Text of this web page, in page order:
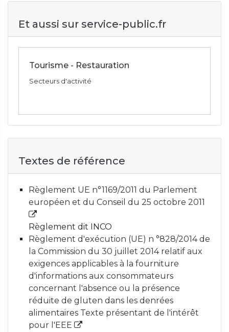
Et aussi sur service-public.fr
Tourisme - Restauration
Secteurs d'activité
Textes de référence
Règlement UE n°1169/2011 du Parlement
européen et du Conseil du 25 octobre 2011
Règlement dit INCO
Règlement d'exécution (UE) n °828/2014 de
la Commission du 30 juillet 2014 relatif aux
exigences applicables à la fourniture
d'informations aux consommateurs
concernant l'absence ou la présence
réduite de gluten dans les denrées
alimentaires Texte présentant de l'intérêt
pour l'EEE